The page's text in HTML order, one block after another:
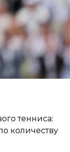
тенниса:
количеству